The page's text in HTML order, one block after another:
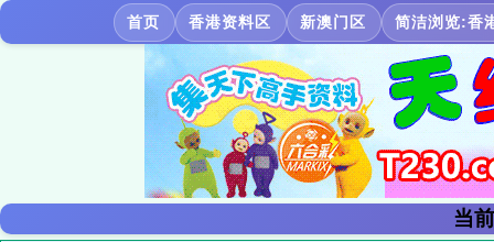
首页 香港资料区 新澳门区 简洁浏览:香
当